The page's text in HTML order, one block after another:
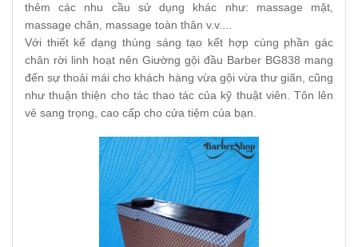
thêm các nhu cầu sử dụng khác như: massage mặt,
massage chân, massage toàn thân v.v....
Với thiết kế dạng thùng sáng tạo kết hợp cùng phần gác
chân rời linh hoạt nên Giường gội đầu Barber BG838 mang
đến sự thoải mái cho khách hàng vừa gội vừa thư giãn, cũng
như thuận thiện cho tác thao tác của kỹ thuật viên. Tôn lên
vẻ sang trọng, cao cấp cho cửa tiệm của bạn.